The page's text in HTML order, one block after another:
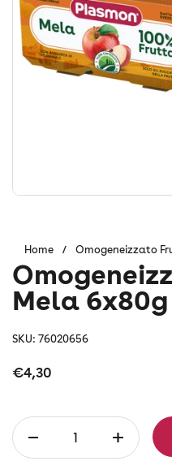
Home / Omogeneizzato
Mela 6x80g
SKU: 76020656
Prezzo:
€4,30
Quantità